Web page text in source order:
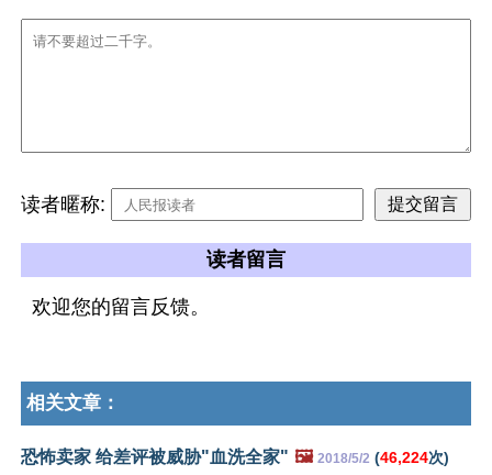
读者暱称:
读者留言
欢迎您的留言反馈。
相关文章：
恐怖卖家 给差评被威胁"血洗全家" 🖼️ 2018/5/2 (46,224次)